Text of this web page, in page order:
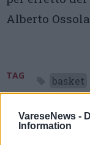
VareseNews -
Information
Alberto
TAG basket